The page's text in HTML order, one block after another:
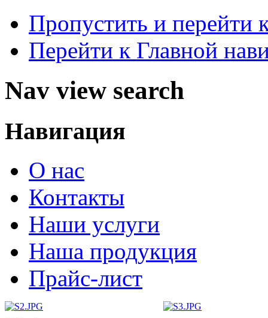
Пропустить и перейти
Перейти к Главной
Nav view search
Навигация
О нас
Контакты
Наши услуги
Наша продукция
Прайс-лист